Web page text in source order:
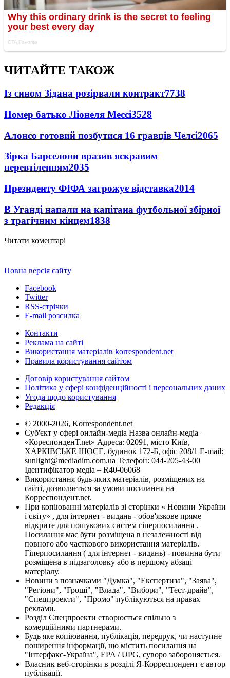
ЧИТАЙТЕ ТАКОЖ
Із сином Зідана розірвали контракт7738
Помер батько Ліонеля Мессі3528
Алонсо готовий позбутися 16 гравців Челсі2065
Зірка Барселони вразив яскравим
перевтіленням2035
Президенту ФІФА загрожує відставка2014
В Уганді напали на капітана футбольної збірної
з трагічним кінцем1838
Читати коментарі
Повна версія сайту
Facebook
Twitter
RSS-стрічки
E-mail розсилка
Контакти
Реклама на сайті
Використання матеріалів korrespondent.net
Правила користування сайтом
Договір користування сайтом
Політика у сфері конфіденційності і персональних даних
Угода щодо користування
Редакція
© 2000-2026, Korrespondent.net
Суб'єкт у сфері онлайн-медіа Назва онлайн-медіа –
«КореспонденТ.net» Адреса: 02091, місто Київ,
ХАРКІВСЬКЕ ШОСЕ, будинок 172-Б, офіс 208/1 E-mail:
sunlight@mediadim.com.ua Телефон: 044-205-43-00
Ідентифікатор медіа – R40-06068
Використання будь-яких матеріалів, розміщених на
сайті, дозволяється за умови посилання на
Корреспондент.net.
При копіюванні матеріалів зі сторінки « Новини України
і світу» , для інтернет - видань - обов'язкове пряме
відкрите для пошукових систем гіперпосилання .
Посилання має бути розміщена в незалежності від
повного або часткового використання матеріалів.
Гіперпосилання ( для інтернет - видань) - повинна бути
розміщена в підзаголовку або в першому абзаці
матеріалу.
Новини з позначками "Думка", "Експертиза", "Заява",
"Регіони", "Гроші", "Влада", "Вибори", "Тест-драйв",
"Спецпроекти", "Промо" публікуються на правах
реклами.
Розділ Спецпроекти створюється спільно з
комерційними партнерами.
Будь яке копіювання, публікація, передрук, чи наступне
поширення інформації, що містить посилання на
"Інтерфакс-Україна", EPA / UPG, суворо забороняється.
Власник веб-сторінки в розділі Я-Корреспондент є автор
публікації.